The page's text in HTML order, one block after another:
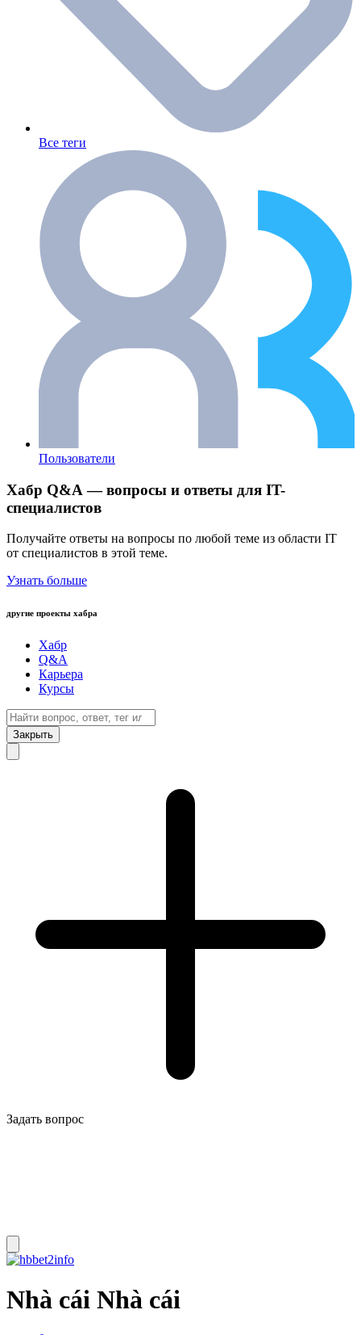
Все теги
Пользователи
Хабр Q&A — вопросы и ответы для IT-
специалистов
Получайте ответы на вопросы по любой теме из области IT
от специалистов в этой теме.
Узнать больше
другие проекты хабра
Хабр
Q&A
Карьера
Курсы
Закрыть
Задать вопрос
Nhà cái Nhà cái